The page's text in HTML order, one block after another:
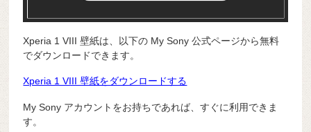
Xperia 1 VIII 壁紙は、以下の My Sony 公式ページから無料
でダウンロードできます。
Xperia 1 VIII 壁紙をダウンロードする
My Sony アカウントをお持ちであれば、すぐに利用できま
す。